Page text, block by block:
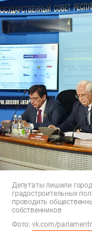
Депутаты лишили
градостроительных
проводить
собственников
Фото: vk.com/